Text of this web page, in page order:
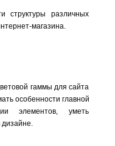
структуры различных
магазина.
гаммы для сайта
особенности главной
элементов, уметь
дизайне.